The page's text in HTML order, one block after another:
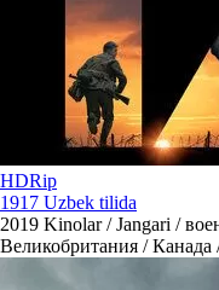
HDRip
1917 Uzbek tilida
2019 Kinolar / Jangari /
Великобритания / Канада